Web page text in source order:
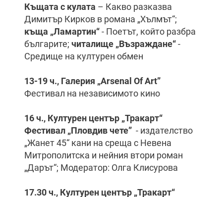
Къщата с кулата – Какво разказва
Димитър Кирков в романа „Хълмът“;
къща „Ламартин“- Поетът, който разбра
българите; читалище „Възраждане“-
Средище на културен обмен
13-19 ч., Галерия „Arsenal Of Art”
Фестивал на независимото кино
16 ч., Културен център „Тракарт“
Фестивал „Пловдив чете” - издателство
„Жанет 45“ кани на среща с Невена
Митрополитска и нейния втори роман
„Дарът“; Модератор: Олга Клисурова
17.30 ч., Културен център „Тракарт“